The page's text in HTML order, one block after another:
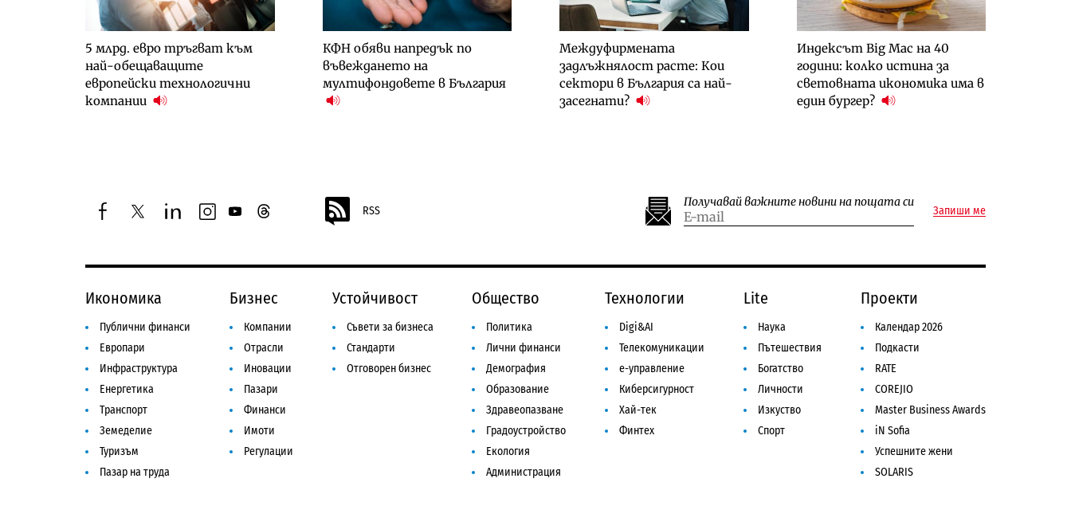
5 млрд. евро тръгват към
най-обещаващите
европейски технологични
компании
КФН обяви напредък по
въвеждането на
мултифондовете в България
Междуфирмената
задлъжнялост расте: Кои
сектори в България са най-
засегнати?
Индексът Big Mac на 40
години: колко истина за
световната икономика има в
един бургер?
facebooktwitterlinkedininstagram
youtubethreads RSS
Получавай важните новини на пощата си
Запиши ме
Икономика
Публични финанси
Европари
Инфраструктура
Енергетика
Транспорт
Земеделие
Туризъм
Пазар на труда
Бизнес
Компании
Отрасли
Иновации
Пазари
Финанси
Имоти
Регулации
Устойчивост
Съвети за бизнеса
Стандарти
Отговорен бизнес
Общество
Политика
Лични финанси
Демография
Образование
Здравеопазване
Градоустройство
Екология
Администрация
Технологии
Digi&AI
Телекомуникации
е-управление
Киберсигурност
Хай-тек
Финтех
Lite
Наука
Пътешествия
Богатство
Личности
Изкуство
Спорт
Проекти
Календар 2026
Подкасти
RATE
COREJIO
Master Business Awards
iN Sofia
Успешните жени
SOLARIS